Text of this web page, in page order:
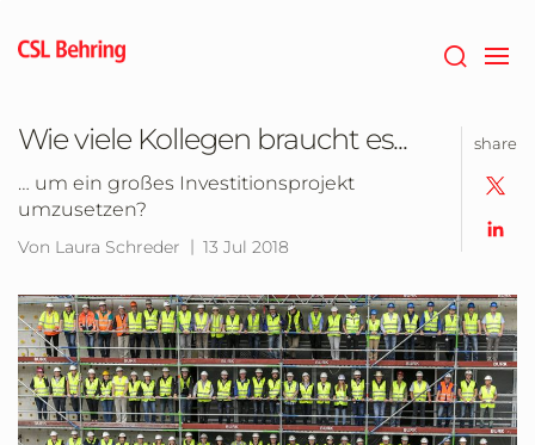
Hauptinhalt
springen
Wie viele Kollegen braucht es...
… um ein großes Investitionsprojekt
umzusetzen?
Von Laura Schreder 13 Jul 2018
share